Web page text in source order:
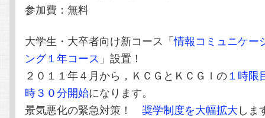
参加費：無料
大学生・大卒者向け新コース「情報コミュニケ
ング１年コース 」設置！
２０１１年４月から，ＫＣＧとＫＣＧＩの１時限
時３０分開始になります。
景気悪化の緊急対策！奨学制度を大幅拡大し